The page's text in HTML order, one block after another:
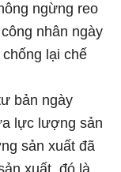
ngừng reo
nhân ngày
lại chế
bản ngày
lực lượng sản
sản xuất đã
xuất, đó là